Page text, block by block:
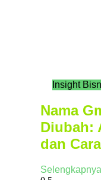
Insight
Nama
Diubah:
dan
Selengkapnya